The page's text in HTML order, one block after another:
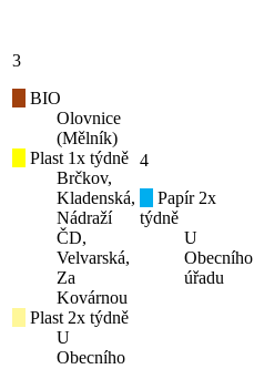
3
BIO
Olovnice
(Mělník)
Plast 1x týdně
Brčkov,
Kladenská,
Nádraží
ČD,
Velvarská,
Za
Kovárnou
Plast 2x týdně
U
Obecního
4
Papír 2x
týdně
U
Obecního
úřadu